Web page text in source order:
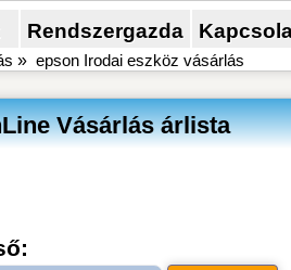
Rendszergazda
» epson Irodai eszköz vásárlás
Vásárlás árlista